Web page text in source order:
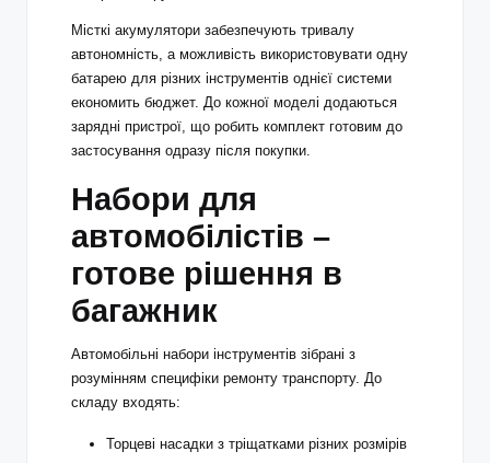
Місткі акумулятори забезпечують тривалу
автономність, а можливість використовувати одну
батарею для різних інструментів однієї системи
економить бюджет. До кожної моделі додаються
зарядні пристрої, що робить комплект готовим до
застосування одразу після покупки.
Набори для
автомобілістів –
готове рішення в
багажник
Автомобільні набори інструментів зібрані з
розумінням специфіки ремонту транспорту. До
складу входять:
Торцеві насадки з тріщатками різних розмірів